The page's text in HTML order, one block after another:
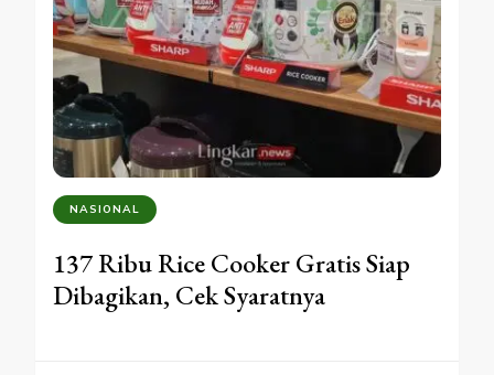
NASIONAL
137 Ribu Rice Cooker Gratis Siap
Dibagikan, Cek Syaratnya